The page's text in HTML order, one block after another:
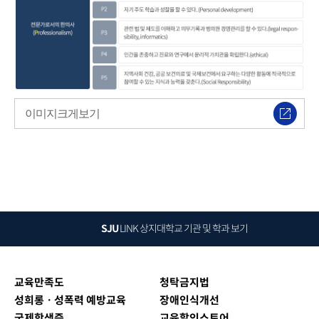
이미지크게보기
SJULINK상지대학교 기관 및 학과 보기
교육만족도
청탁금지법
성희롱ㆍ성폭력 예방교육
장애인식개선